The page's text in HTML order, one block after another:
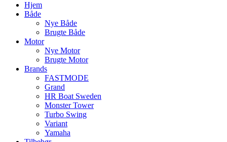
Hjem
Både
Nye Både
Brugte Både
Motor
Nye Motor
Brugte Motor
Brands
FASTMODE
Grand
HR Boat Sweden
Monster Tower
Turbo Swing
Variant
Yamaha